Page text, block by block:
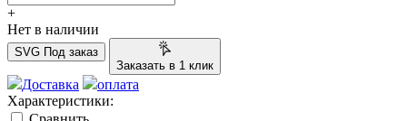
+
Нет в наличии
SVG Под заказ
Заказать в 1 клик
Доставка
оплата
Характеристики: